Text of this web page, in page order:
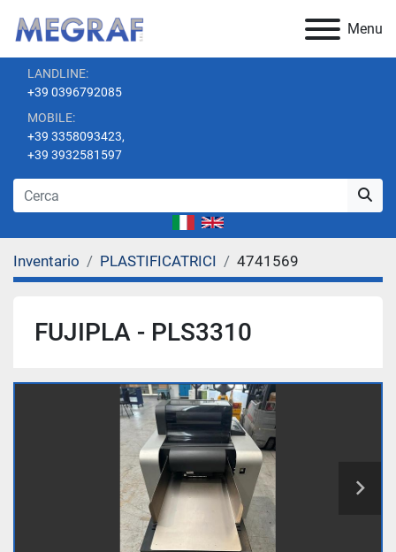
Menu
LANDLINE:
+39 0396792085
MOBILE:
+39 3358093423,
+39 3932581597
Inventario PLASTIFICATRICI 4741569
FUJIPLA - PLS3310